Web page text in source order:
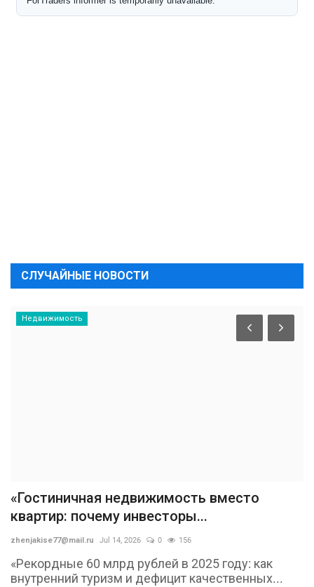
СЛУЧАЙНЫЕ НОВОСТИ
Недвижимость
«Гостиничная недвижимость вместо
квартир: почему инвесторы...
zhenjakise77@mail.ru Jul 14, 2026 0 156
«Рекордные 60 млрд рублей в 2025 году: как
внутренний туризм и дефицит качественных...